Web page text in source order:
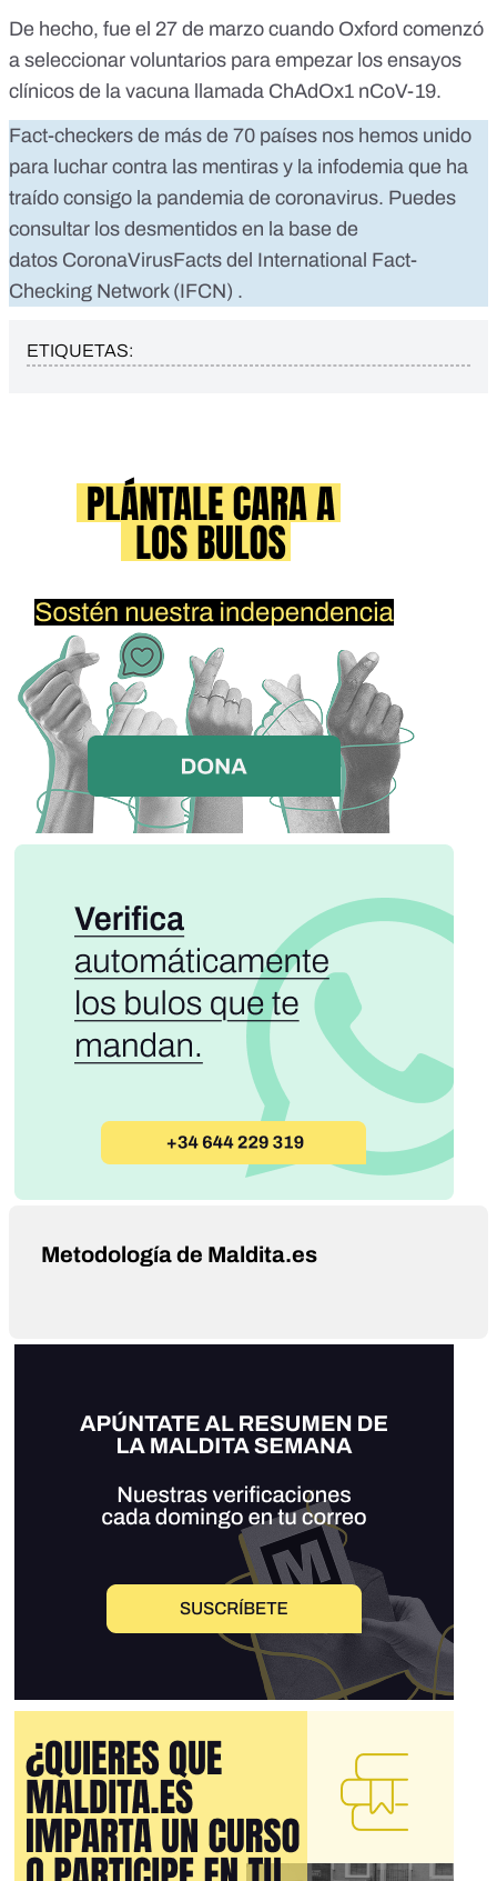
De hecho, fue el 27 de marzo cuando Oxford comenzó
a seleccionar voluntarios para empezar los ensayos
clínicos de la vacuna llamada ChAdOx1 nCoV-19.
Fact-checkers de más de 70 países nos hemos unido
para luchar contra las mentiras y la infodemia que ha
traído consigo la pandemia de coronavirus. Puedes
consultar los desmentidos en la base de
datos CoronaVirusFacts del International Fact-
Checking Network (IFCN) .
ETIQUETAS:
Metodología de Maldita.es